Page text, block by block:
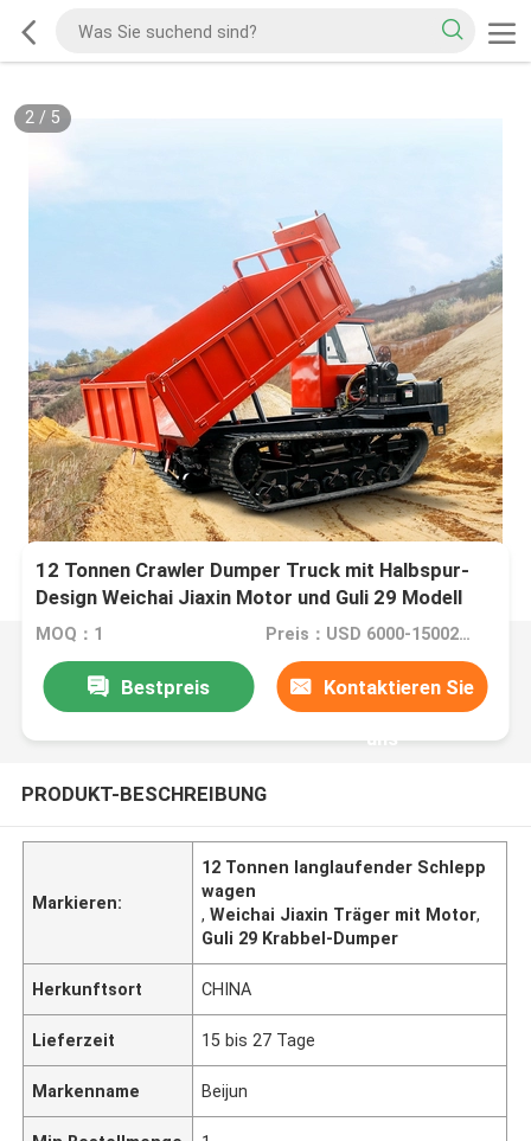
2/ 5
12 Tonnen Crawler Dumper Truck mit Halbspur-
Design Weichai Jiaxin Motor und Guli 29 Modell
MOQ：1 Preis：USD 6000-15002 Set
Bestpreis Kontaktieren Sie
uns
PRODUKT-BESCHREIBUNG
Markieren:
12 Tonnen langlaufender Schlepp
wagen
,Weichai Jiaxin Träger mit Motor,
Guli 29 Krabbel-Dumper
Herkunftsort CHINA
Lieferzeit 15 bis 27 Tage
Markenname Beijun